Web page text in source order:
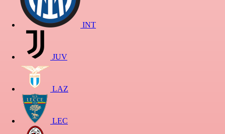
INT
JUV
LAZ
LEC